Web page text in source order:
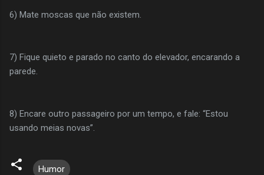
6) Mate moscas que não existem.
7) Fique quieto e parado no canto do elevador, encarando a
parede.
8) Encare outro passageiro por um tempo, e fale: “Estou
usando meias novas”.
Humor